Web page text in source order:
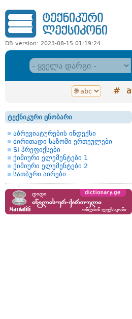
DB version: 2023-08-15 01:19:24
# a
ტექნიკური ცნობარი
აბრევიატურების ინდექსი
ძირითადი საზომი ერთეულები
SI პრეფიქსები
ქიმიური ელემენტები 1
ქიმიური ელემენტები 2
სათბური აირები